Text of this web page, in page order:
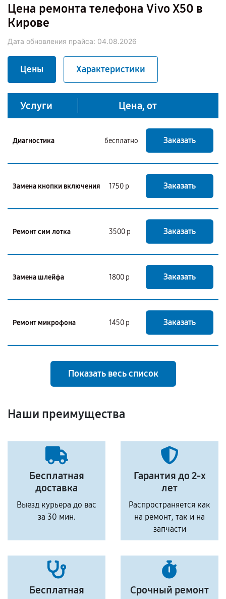
Цена ремонта телефона Vivo X50 в
Кирове
Дата обновления прайса: 04.08.2026
Цены Характеристики
Услуги Цена, от
Диагностика бесплатно Заказать
Замена кнопки включения 1750 р Заказать
Ремонт сим лотка 3500 р Заказать
Замена шлейфа 1800 р Заказать
Ремонт микрофона 1450 р Заказать
Показать весь список
Наши преимущества
Бесплатная
доставка
Выезд курьера до вас
за 30 мин.
Гарантия до 2-х
лет
Распространяется как
на ремонт, так и на
запчасти
Бесплатная
Срочный ремонт